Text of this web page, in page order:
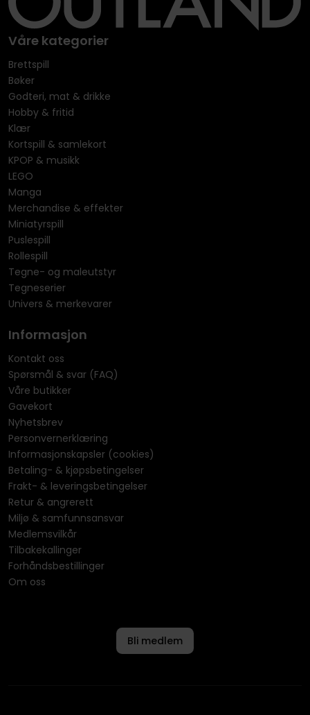
Våre kategorier
Brettspill
Bøker
Godteri, mat & drikke
Hobby & fritid
Klær
Kortspill & samlekort
KPOP & musikk
LEGO
Manga
Merchandise & effekter
Miniatyrspill
Puslespill
Rollespill
Tegne- og maleutstyr
Tegneserier
Univers & merkevarer
Informasjon
Kontakt oss
Spørsmål & svar (FAQ)
Våre butikker
Gavekort
Nyhetsbrev
Personvernerklæring
Informasjonskapsler (cookies)
Betaling- & kjøpsbetingelser
Frakt- & leveringsbetingelser
Retur & angrerett
Miljø & samfunnsansvar
Medlemsvilkår
Tilbakekallinger
Forhåndsbestillinger
Om oss
Bli medlem